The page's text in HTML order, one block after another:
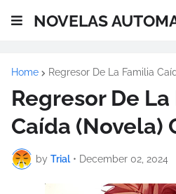
NOVELAS
Home Regresor De La Familia
Regresor De
Caída (Novela)
by Trial • December 02, 2024